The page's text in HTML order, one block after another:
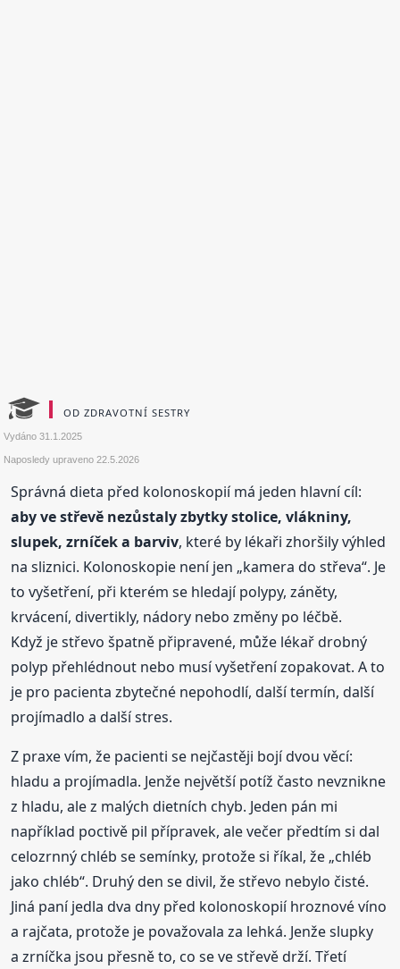
OD ZDRAVOTNÍ SESTRY
Vydáno31.1.2025
Naposledy upraveno22.5.2026
Správná dieta před kolonoskopií má jeden hlavní cíl:
aby ve střevě nezůstaly zbytky stolice, vlákniny,
slupek, zrníček a barviv, které by lékaři zhoršily výhled
na sliznici. Kolonoskopie není jen „kamera do střeva“. Je
to vyšetření, při kterém se hledají polypy, záněty,
krvácení, divertikly, nádory nebo změny po léčbě.
Když je střevo špatně připravené, může lékař drobný
polyp přehlédnout nebo musí vyšetření zopakovat. A to
je pro pacienta zbytečné nepohodlí, další termín, další
projímadlo a další stres.
Z praxe vím, že pacienti se nejčastěji bojí dvou věcí:
hladu a projímadla. Jenže největší potíž často nevznikne
z hladu, ale z malých dietních chyb. Jeden pán mi
například poctivě pil přípravek, ale večer předtím si dal
celozrnný chléb se semínky, protože si říkal, že „chléb
jako chléb“. Druhý den se divil, že střevo nebylo čisté.
Jiná paní jedla dva dny před kolonoskopií hroznové víno
a rajčata, protože je považovala za lehká. Jenže slupky
a zrníčka jsou přesně to, co se ve střevě drží. Třetí